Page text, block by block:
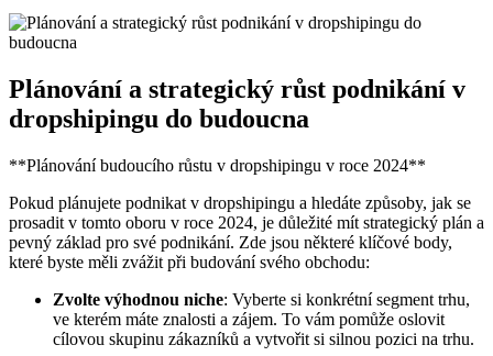
Plánování a strategický růst podnikání v
dropshipingu do budoucna
**Plánování budoucího růstu v dropshipingu v roce 2024**
Pokud plánujete podnikat v dropshipingu a hledáte způsoby, jak se
prosadit v tomto oboru v roce 2024, je důležité mít strategický plán a
pevný základ pro své podnikání. Zde jsou některé klíčové body,
které byste měli zvážit při budování svého obchodu:
Zvolte výhodnou niche: Vyberte si konkrétní segment trhu,
ve kterém máte znalosti a zájem. To vám pomůže oslovit
cílovou skupinu zákazníků a vytvořit si silnou pozici na trhu.